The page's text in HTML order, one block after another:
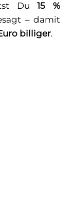
Du15 %
– damit
billiger.